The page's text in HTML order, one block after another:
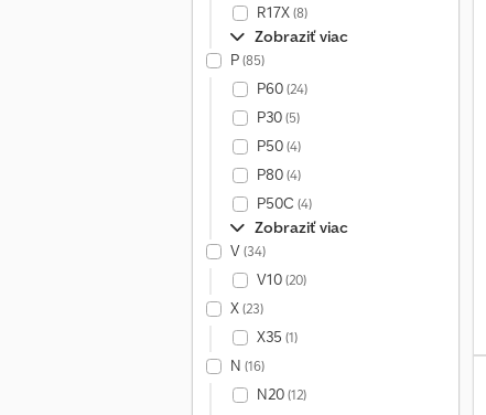
R17X(8)
Zobraziť viac
P(85)
P60(24)
P30(5)
P50(4)
P80(4)
P50C (4)
Zobraziť viac
V(34)
V10(20)
X(23)
X35 (1)
N (16)
N20(12)